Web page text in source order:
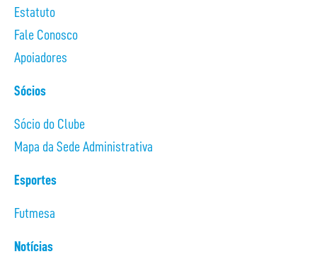
Estatuto
Fale Conosco
Apoiadores
Sócios
Sócio do Clube
Mapa da Sede Administrativa
Esportes
Futmesa
Notícias